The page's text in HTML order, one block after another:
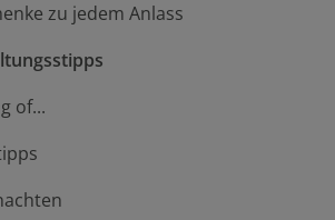
zu jedem Anlass
of...